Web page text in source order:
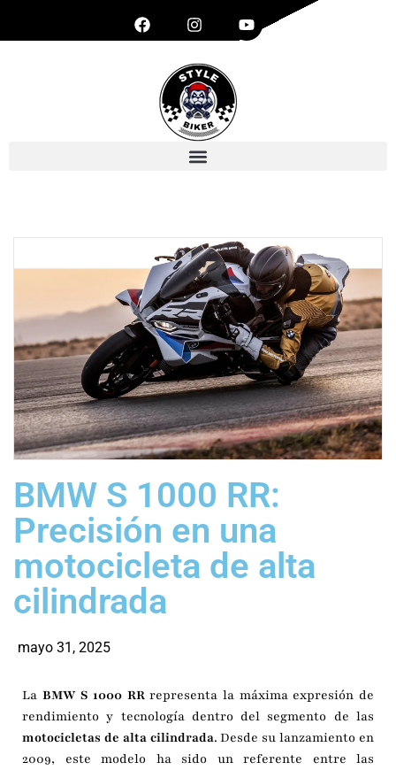
BMW S 1000 RR:
Precisión en una
motocicleta de alta
cilindrada
mayo 31, 2025
La BMW S 1000 RRrepresenta la máxima expresión de
rendimiento y tecnología dentro del segmento de las
motocicletas de alta cilindrada. Desde su lanzamiento en
2009, este modelo ha sido un referente entre las